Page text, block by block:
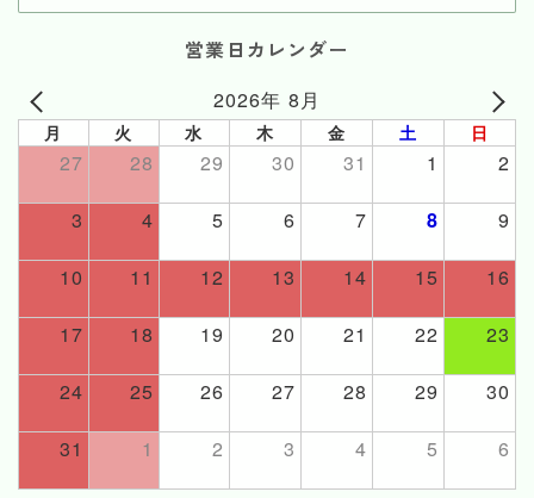
営業日カレンダー
2026年 8月
月 火 水 木 金 土 日
27 28 29 30 31 1 2
3 4 5 6 7 8 9
10 11 12 13 14 15 16
17 18 19 20 21 22 23
24 25 26 27 28 29 30
31 1 2 3 4 5 6